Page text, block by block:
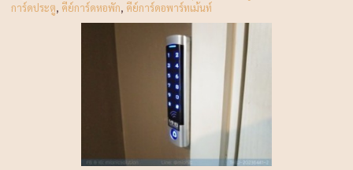
การ์ดประตู, คีย์การ์ดหอพัก, คีย์การ์ดอพาร์ทเม้นท์